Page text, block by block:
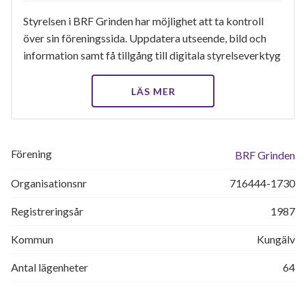
Styrelsen i BRF Grinden har möjlighet att ta kontroll
över sin föreningssida. Uppdatera utseende, bild och
information samt få tillgång till digitala styrelseverktyg
LÄS MER
Förening BRF Grinden
Organisationsnr 716444-1730
Registreringsår 1987
Kommun Kungälv
Antal lägenheter 64